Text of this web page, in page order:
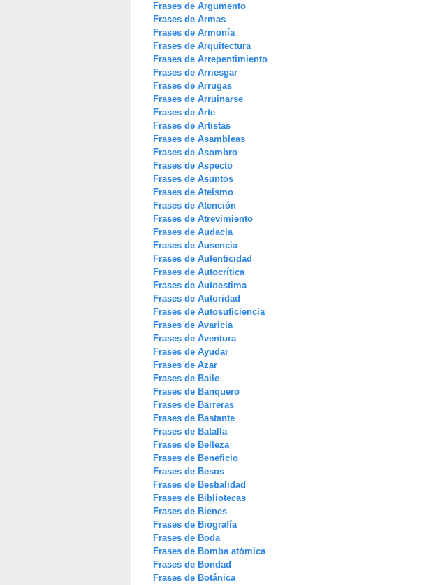
Frases de Argumento
Frases de Armas
Frases de Armonía
Frases de Arquitectura
Frases de Arrepentimiento
Frases de Arriesgar
Frases de Arrugas
Frases de Arruinarse
Frases de Arte
Frases de Artistas
Frases de Asambleas
Frases de Asombro
Frases de Aspecto
Frases de Asuntos
Frases de Ateísmo
Frases de Atención
Frases de Atrevimiento
Frases de Audacia
Frases de Ausencia
Frases de Autenticidad
Frases de Autocrítica
Frases de Autoestima
Frases de Autoridad
Frases de Autosuficiencia
Frases de Avaricia
Frases de Aventura
Frases de Ayudar
Frases de Azar
Frases de Baile
Frases de Banquero
Frases de Barreras
Frases de Bastante
Frases de Batalla
Frases de Belleza
Frases de Beneficio
Frases de Besos
Frases de Bestialidad
Frases de Bibliotecas
Frases de Bienes
Frases de Biografía
Frases de Boda
Frases de Bomba atómica
Frases de Bondad
Frases de Botánica